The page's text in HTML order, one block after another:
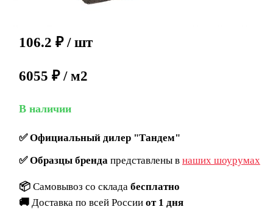
106.2 ₽ / шт
6055 ₽ / м2
В наличии
✅Официальный дилер "Тандем"
✅Образцы брендапредставлены в наших шоурумах
📦 Самовывоз со склада бесплатно
🚚 Доставка по всей России от 1 дня